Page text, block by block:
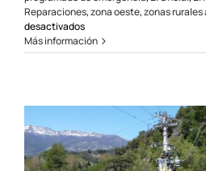
Reparaciones,zona oeste,zonas rurales
desactivadosen
Corte
programado
Loncopué,
y
Ñorquín
Más información